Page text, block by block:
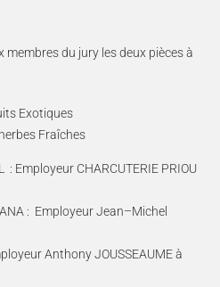
du jury les deux pièces à
Exotiques
Fraîches
Employeur CHARCUTERIE PRIOU
: Employeur Jean–Michel
Anthony JOUSSEAUME à